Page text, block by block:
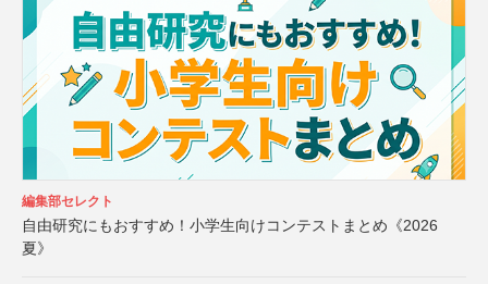
編集部セレクト
自由研究にもおすすめ！小学生向けコンテストまとめ《2026
夏》